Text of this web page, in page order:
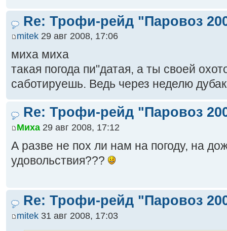
Re: Трофи-рейд "Паровоз
mitek 29 авг 2008, 17:06
миха миха
такая погода пи"датая, а ты своей
саботируешь. Ведь через неделю
Re: Трофи-рейд "Паровоз
Миха 29 авг 2008, 17:12
А разве не пох ли нам на погоду, на
удовольствия???
Re: Трофи-рейд "Паровоз
mitek 31 авг 2008, 17:03